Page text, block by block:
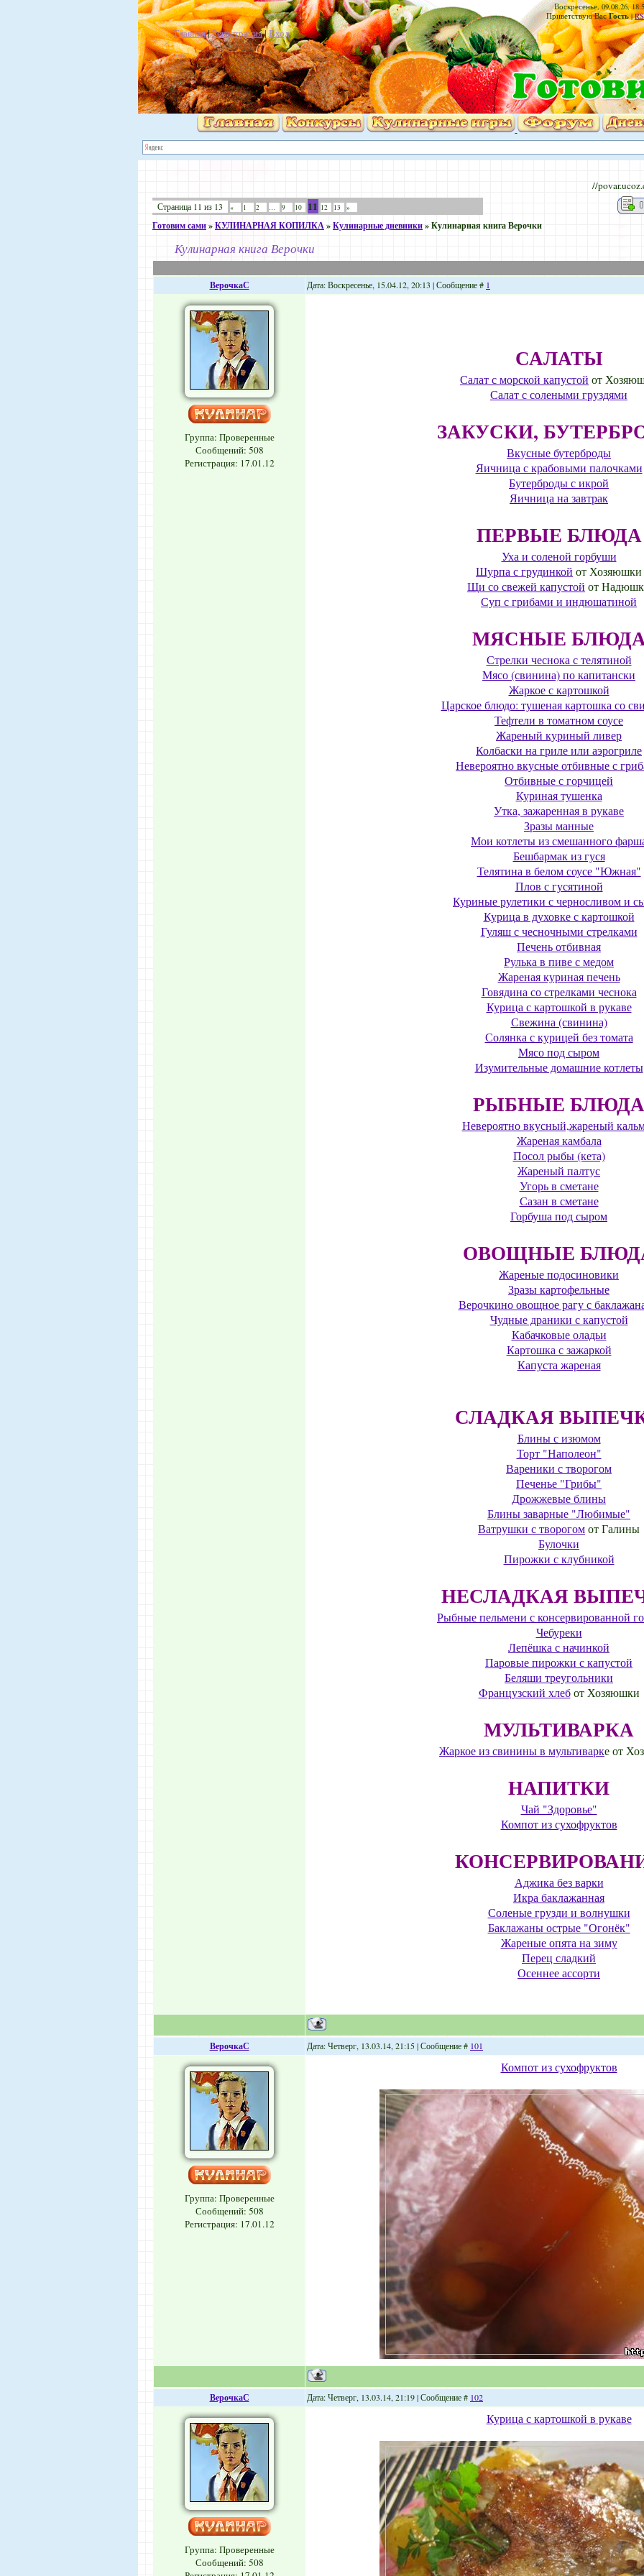
Воскресенье, 09.08.26,
Приветствую Вас Гость|
Главная|Регистрация|Вход
//
Страница 11 из 13 « 1 2 … 9 10 11 12 13 »
Готовим сами»КУЛИНАРНАЯ КОПИЛКА»Кулинарные дневники»Кулинарная книга Верочки
Кулинарная книга Верочки
ВерочкаС Дата: Воскресенье, 15.04.12, 20:13 | Сообщение # 1
Группа: Проверенные
Сообщений: 508
Регистрация: 17.01.12
САЛАТЫ
Салат с морской капустой от
Салат с солеными груздями
ЗАКУСКИ,
Вкусные бутерброды
Яичница с крабовыми палочками
Бутерброды с икрой
Яичница на завтрак
ПЕРВЫЕ БЛЮДА
Уха и соленой горбуши
Шурпа с грудинкой от Хозяюшки
Щи со свежей капустой от
Суп с грибами и индюшатиной
МЯСНЫЕ
Стрелки чеснока с телятиной
Мясо (свинина) по капитански
Жаркое с картошкой
Царское блюдо: тушеная картошка со
Тефтели в томатном соусе
Жареный куриный ливер
Колбаски на гриле или аэрогриле
Невероятно вкусные отбивные с
Отбивные с горчицей
Куриная тушенка
Утка, зажаренная в рукаве
Зразы манные
Мои котлеты из смешанного
Бешбармак из гуся
Телятина в белом соусе "Южная"
Плов с гусятиной
Куриные рулетики с черносливом и
Курица в духовке с картошкой
Гуляш с чесночными стрелками
Печень отбивная
Рулька в пиве с медом
Жареная куриная печень
Говядина со стрелками чеснока
Курица с картошкой в рукаве
Свежина (свинина)
Солянка с курицей без томата
Мясо под сыром
Изумительные домашние котлеты
РЫБНЫЕ БЛЮДА
Невероятно вкусный,жареный
Жареная камбала
Посол рыбы (кета)
Жареный палтус
Угорь в сметане
Сазан в сметане
Горбуша под сыром
ОВОЩНЫЕ
Жареные подосиновики
Зразы картофельные
Верочкино овощное рагу с
Чудные драники с капустой
Кабачковые оладьи
Картошка с зажаркой
Капуста жареная
СЛАДКАЯ
Блины с изюмом
Торт "Наполеон"
Вареники с творогом
Печенье "Грибы"
Дрожжевые блины
Блины заварные "Любимые"
Ватрушки с творогомот Галины
Булочки
Пирожки с клубникой
НЕСЛАДКАЯ
Рыбные пельмени с консервированной
Чебуреки
Лепёшка с начинкой
Паровые пирожки с капустой
Беляши треугольники
Французский хлебот Хозяюшки
МУЛЬТИВАРКА
Жаркое из свинины в мультиварке от
НАПИТКИ
Чай "Здоровье"
Компот из сухофруктов
Аджика без варки
Икра баклажанная
Соленые грузди и волнушки
Баклажаны острые "Огонёк"
Жареные опята на зиму
Перец сладкий
Осеннее ассорти
ВерочкаС Дата: Четверг, 13.03.14, 21:15 | Сообщение # 101
Группа: Проверенные
Сообщений: 508
Регистрация: 17.01.12
Компот из сухофруктов
ВерочкаС Дата: Четверг, 13.03.14, 21:19 | Сообщение # 102
Группа: Проверенные
Сообщений: 508
Курица с картошкой в рукаве